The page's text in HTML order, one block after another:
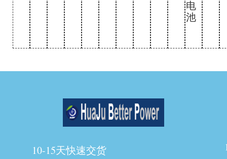
电
池
10-15天快速交货